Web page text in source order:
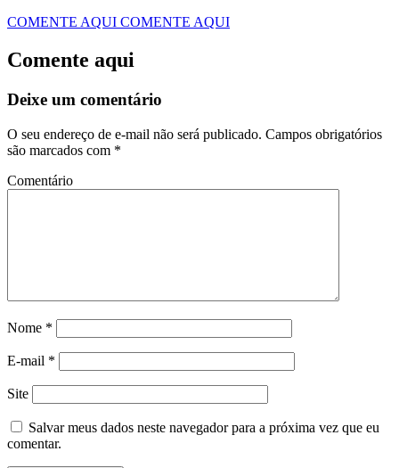
COMENTE AQUI COMENTE AQUI
Comente aqui
Deixe um comentário
O seu endereço de e-mail não será publicado. Campos obrigatórios
são marcados com *
Comentário
Nome *
E-mail *
Site
Salvar meus dados neste navegador para a próxima vez que eu
comentar.